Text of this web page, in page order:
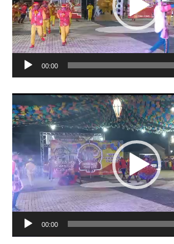
00:00
de
00:00